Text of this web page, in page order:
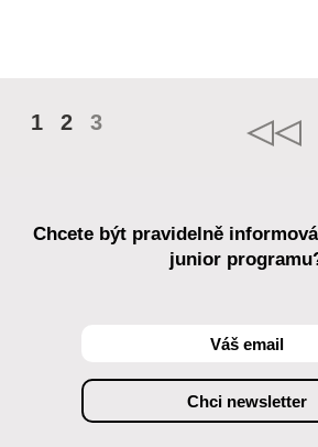
1 2 3
Chcete být pravidelně
junior